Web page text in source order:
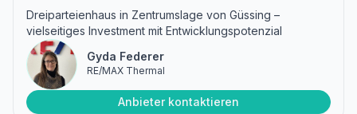
Dreiparteienhaus in Zentrumslage von Güssing –
vielseitiges Investment mit Entwicklungspotenzial
Gyda Federer
RE/MAX Thermal
Anbieter kontaktieren